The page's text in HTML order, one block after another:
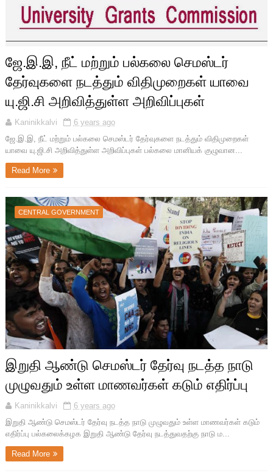
ஜே.இ.இ, நீட் மற்றும் பல்கலை செமஸ்டர்
தேர்வுகளை நடத்தும் விதிமுறைகள் யாவை
யு.ஜி.சி அறிவித்துள்ள அறிவிப்புகள்
Kaninikkalvi
6 years ago
ஜே.இ.இ, நீட் மற்றும் பல்கலை செமஸ்டர் தேர்வுகளை நடத்தும் விதிமுறைகள்
யாவை யு.ஜி.சி அறிவித்துள்ள அறிவிப்புகள் பல்கலை மானியக் குழுவான...
Read More
CENTRAL GOVERNMENT
இறுதி ஆண்டு செமஸ்டர் தேர்வு நடத்த நாடு
முழுவதும் உள்ள மாணவர்கள் கடும் எதிர்ப்பு
Kaninikkalvi
6 years ago
இறுதி ஆண்டு செமஸ்டர் தேர்வு நடத்த நாடு முழுவதும் உள்ள மாணவர்கள் கடும்
எதிர்ப்பு பல்கலைக்கழக இறுதி ஆண்டு தேர்வு நடத்துவதற்கு நாடு ம...
Read More